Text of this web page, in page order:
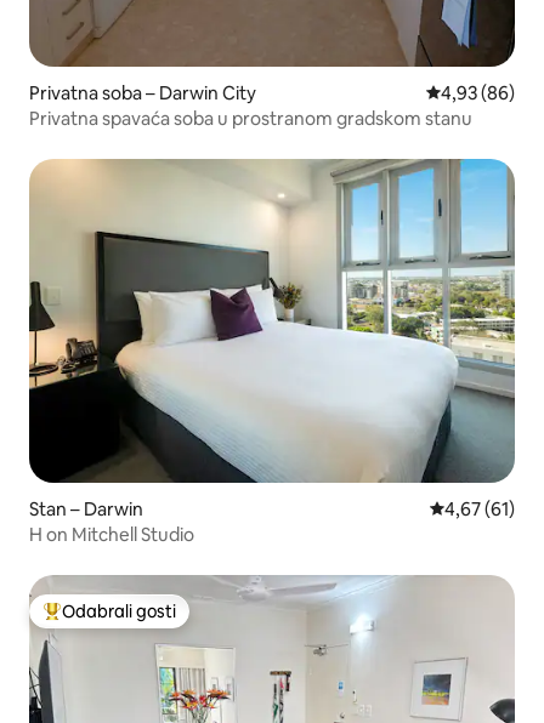
Privatna soba – Darwin City Prosječna
4,93 (86)
Privatna spavaća soba u prostranom gradskom stanu
Stan – Darwin Prosječna
4,67 (61)
H on Mitchell Studio
Među najviše rangiranima s oznakom „Odabrali gosti”
Odabrali gosti